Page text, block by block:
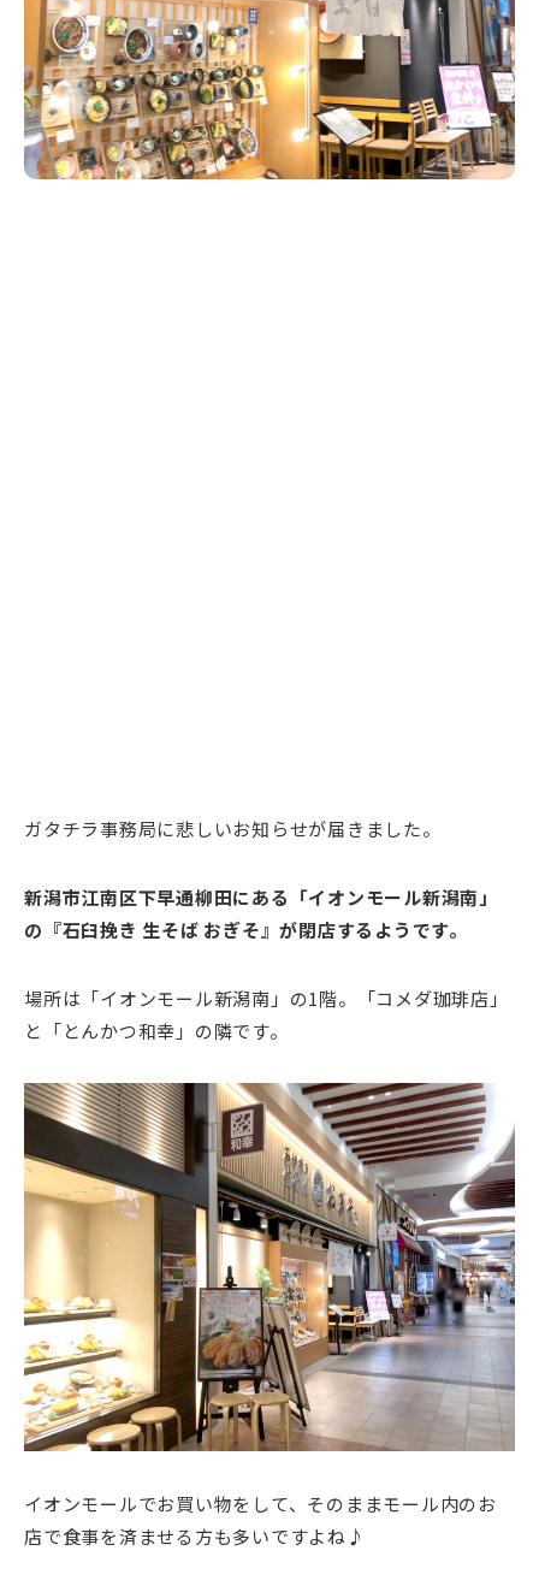
忘新年会・歓送迎会
ガタチラ事務局に悲しいお知らせが届きました。
新潟市江南区下早通柳田にある「イオンモール新潟南」
の『石臼挽き 生そば おぎそ』が閉店するようです。
場所は「イオンモール新潟南」の1階。「コメダ珈琲店」
と「とんかつ和幸」の隣です。
イオンモールでお買い物をして、そのままモール内のお
店で食事を済ませる方も多いですよね♪